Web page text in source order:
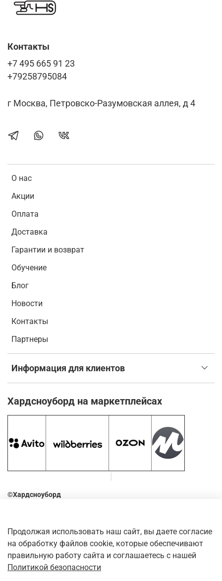
О нас
Акции
Оплата
Доставка
Гарантии и возврат
Обучение
Блог
Новости
Контакты
Партнеры
Информация для клиентов
Контакты
+7 495 665 91 23
+79258795084
г Москва, Петровско-Разумовская аллея, д 4
Хардсноуборд на маркетплейсах
©Хардсноуборд
Оставьте отзыв о нашем магазине. Для этого наведите
камеру телефона на QR-код
Продолжая использовать наш сайт, вы даете согласие
на обработку файлов cookie, которые обеспечивают
правильную работу сайта и соглашаетесь с нашей
Политикой безопасности